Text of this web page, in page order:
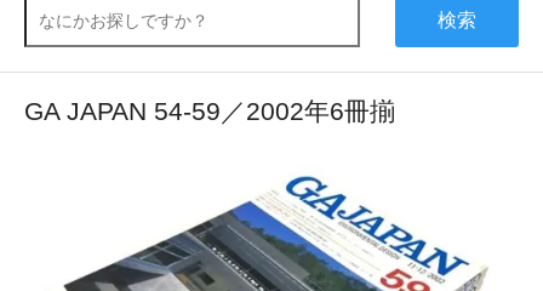
検索
GA JAPAN 54-59／2002年6冊揃